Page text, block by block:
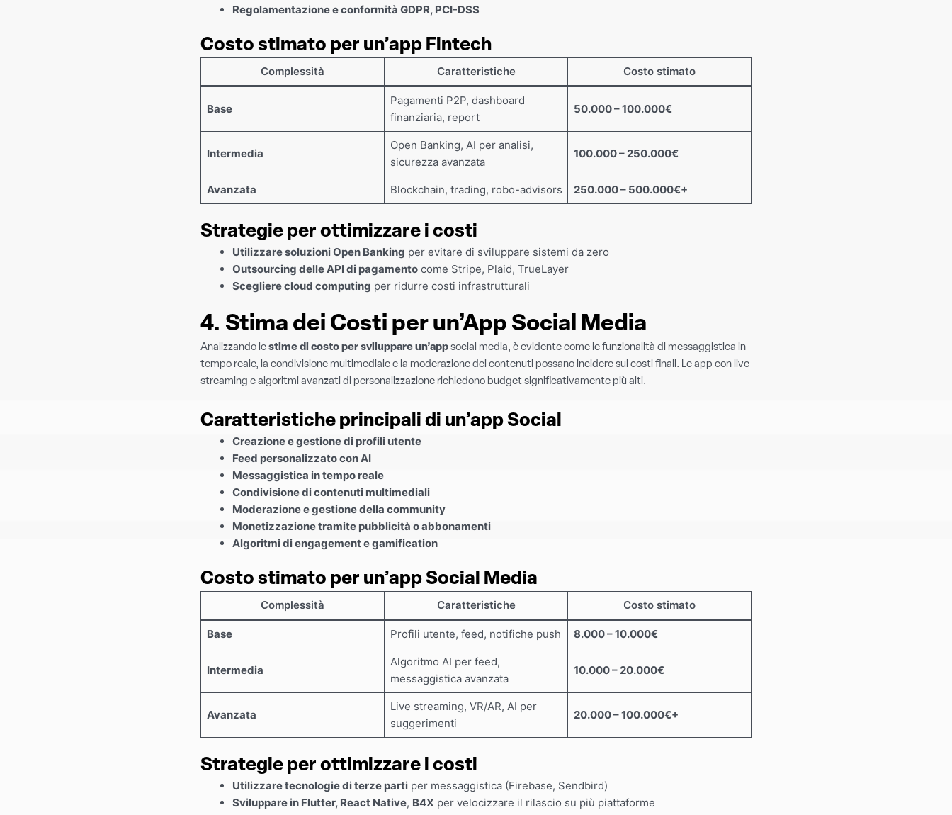
Regolamentazione e conformità GDPR, PCI-DSS
Costo stimato per un’app Fintech
Complessità Caratteristiche Costo stimato
Base
Pagamenti P2P, dashboard
finanziaria, report
50.000 – 100.000€
Intermedia
Open Banking, AI per analisi,
sicurezza avanzata
100.000 – 250.000€
Avanzata Blockchain, trading, robo-advisors 250.000 – 500.000€+
Strategie per ottimizzare i costi
Utilizzare soluzioni Open Banking per evitare di sviluppare sistemi da zero
Outsourcing delle API di pagamento come Stripe, Plaid, TrueLayer
Scegliere cloud computing per ridurre costi infrastrutturali
4. Stima dei Costi per un’App Social Media
Analizzando le stime di costo per sviluppare un’app social media, è evidente come le funzionalità di messaggistica in
tempo reale, la condivisione multimediale e la moderazione dei contenuti possano incidere sui costi finali. Le app con live
streaming e algoritmi avanzati di personalizzazione richiedono budget significativamente più alti.
Caratteristiche principali di un’app Social
Creazione e gestione di profili utente
Feed personalizzato con AI
Messaggistica in tempo reale
Condivisione di contenuti multimediali
Moderazione e gestione della community
Monetizzazione tramite pubblicità o abbonamenti
Algoritmi di engagement e gamification
Costo stimato per un’app Social Media
Complessità Caratteristiche Costo stimato
Base Profili utente, feed, notifiche push 8.000 – 10.000€
Intermedia
Algoritmo AI per feed,
messaggistica avanzata
10.000 – 20.000€
Avanzata
Live streaming, VR/AR, AI per
suggerimenti
20.000 – 100.000€+
Strategie per ottimizzare i costi
Utilizzare tecnologie di terze parti per messaggistica (Firebase, Sendbird)
Sviluppare in Flutter, React Native, B4X per velocizzare il rilascio su più piattaforme